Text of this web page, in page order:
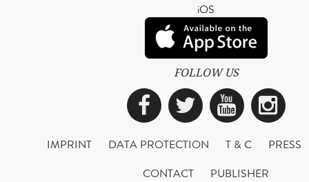
iOS
FOLLOW US
Facebook
Twitter
IMPRINT DATA PROTECTION T & C
PRESS
CONTACT
PUBLISHER